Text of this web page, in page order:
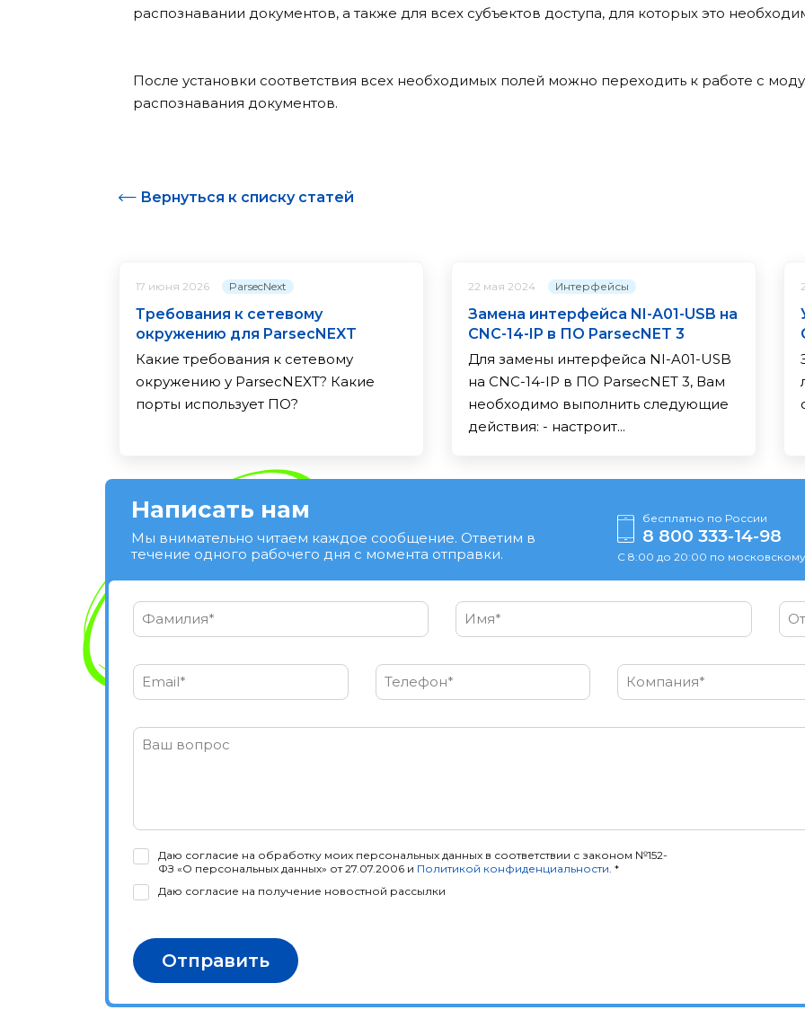
распознавании документов, а также для всех субъектов доступа, для которых это
После установки соответствия всех необходимых полей можно переходить к работе с
распознавания документов.
Вернуться к списку статей
17 июня 2026 ParsecNext
Требования к сетевому
окружению для ParsecNEXT
Какие требования к сетевому
окружению у ParsecNEXT? Какие
порты использует ПО?
22 мая 2024 Интерфейсы
Замена интерфейса NI-A01-USB на
CNC-14-IP в ПО ParsecNET 3
Для замены интерфейса NI-A01-USB
на CNC-14-IP в ПО ParsecNET 3, Вам
необходимо выполнить следующие
действия: - настроит...
Написать нам
Мы внимательно читаем каждое сообщение. Ответим в
течение одного рабочего дня с момента отправки.
бесплатно по России
8 800 333-14-98
С 8:00 до 20:00 по
Фамилия* Имя*
Email* Телефон* Компания*
Ваш вопрос
Даю согласие на обработку моих персональных данных в соответствии с законом №152-
ФЗ «О персональных данных» от 27.07.2006 и Политикой конфиденциальности . *
Даю согласие на получение новостной рассылки
Отправить